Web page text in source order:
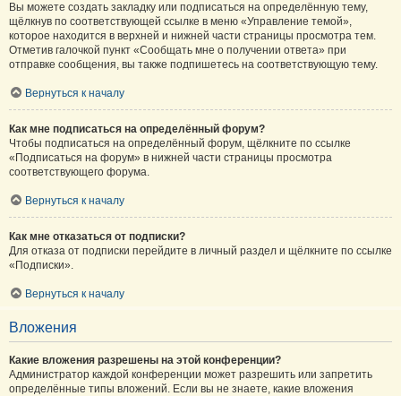
Вы можете создать закладку или подписаться на определённую тему,
щёлкнув по соответствующей ссылке в меню «Управление темой»,
которое находится в верхней и нижней части страницы просмотра тем.
Отметив галочкой пункт «Сообщать мне о получении ответа» при
отправке сообщения, вы также подпишетесь на соответствующую тему.
Вернуться к началу
Как мне подписаться на определённый форум?
Чтобы подписаться на определённый форум, щёлкните по ссылке
«Подписаться на форум» в нижней части страницы просмотра
соответствующего форума.
Вернуться к началу
Как мне отказаться от подписки?
Для отказа от подписки перейдите в личный раздел и щёлкните по ссылке
«Подписки».
Вернуться к началу
Вложения
Какие вложения разрешены на этой конференции?
Администратор каждой конференции может разрешить или запретить
определённые типы вложений. Если вы не знаете, какие вложения